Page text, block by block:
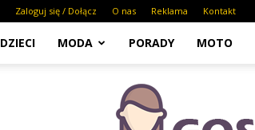
Zaloguj się / Dołącz O nas Reklama Kontakt
DZIECI MODA PORADY MOTO